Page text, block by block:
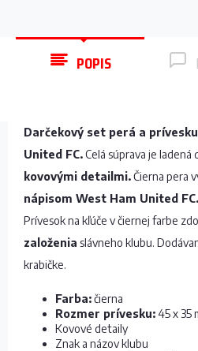
POPIS
Darčekový set perá a
United FC.Celá súprava je ladená
kovovými detailmi.Čierna pera
nápisom West Ham United
Prívesok na kľúče v čiernej farbe
založenia slávneho klubu.
krabičke.
Farba:čierna
Rozmer prívesku:45 x 35
Kovové detaily
Znak a názov klubu